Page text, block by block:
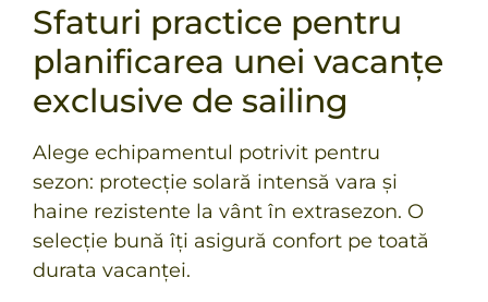
Sfaturi practice pentru
planificarea unei vacanțe
exclusive de sailing
Alege echipamentul potrivit pentru
sezon: protecție solară intensă vara și
haine rezistente la vânt în extrasezon. O
selecție bună îți asigură confort pe toată
durata vacanței.